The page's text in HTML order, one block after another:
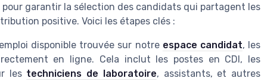
garantir la sélection des candidats qui partagent les
positive. Voici les étapes clés :
disponible trouvée sur notre espace candidat, les
en ligne. Cela inclut les postes en CDI, les
les techniciens de laboratoire, assistants, et autres